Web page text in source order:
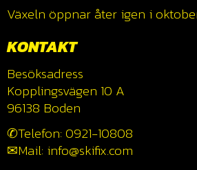
Växeln öppnar åter igen i
KONTAKT
Besöksadress
Kopplingsvägen 10 A
96138 Boden
✆Telefon: 0921-10808
✉Mail: info@skifix.com